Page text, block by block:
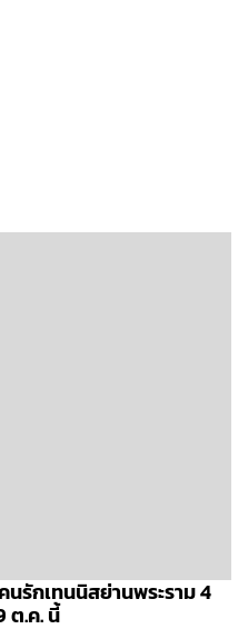
รักเทนนิสย่านพระราม 4
ต.ค. นี้